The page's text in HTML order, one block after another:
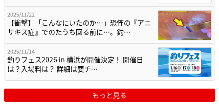
2025/11/22
【衝撃】「こんなにいたのか…」恐怖の『アニ
サキス症』でのたうち回る前に…。釣…
2025/11/14
釣りフェス2026 in 横浜が開催決定！ 開催日
は？入場料は？ 詳細は要チ…
もっと見る